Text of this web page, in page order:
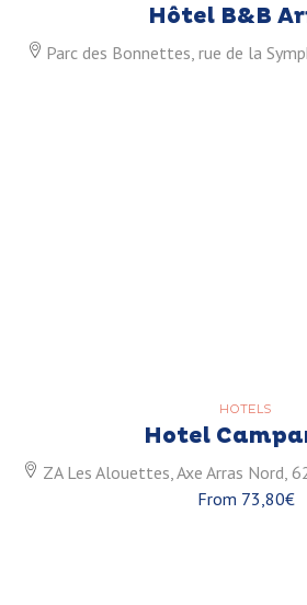
Hôtel B&B
Parc des Bonnettes, rue de la
HOTELS
Hotel
ZA Les Alouettes, Axe Arras Nord,
From 73,80€